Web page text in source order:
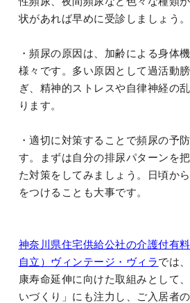
状があれば早めに受診しましょう。
・頻尿の原因は、加齢による身体
様々です。多い原因として過活動
ぎ、精神的ストレスや自律神経の
ります。
・適切に対策することで頻尿の予
す。まずは自分の排尿パターンを
た対策をしてみましょう。日頃か
をつけることも大事です。
神奈川県住宅供給公社の介護付有
自立）ヴィンテージ・ヴィラでは
康寿命延伸に向けた取組みとして
いづくり」にも注力し、ご入居者